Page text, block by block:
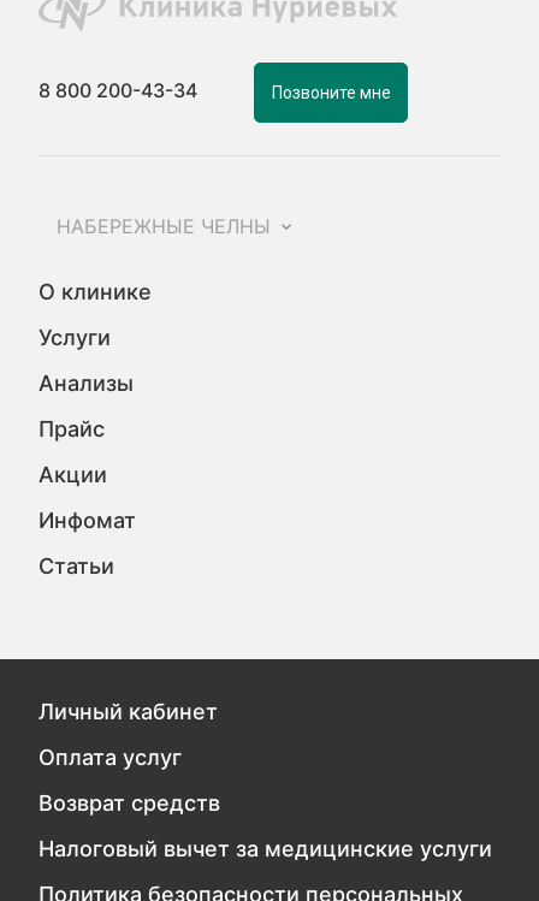
8 800 200-43-34 Позвоните мне
НАБЕРЕЖНЫЕ ЧЕЛНЫ
О клинике
Услуги
Анализы
Прайс
Акции
Инфомат
Статьи
Личный кабинет
Оплата услуг
Возврат средств
Налоговый вычет за медицинские услуги
Политика безопасности персональных